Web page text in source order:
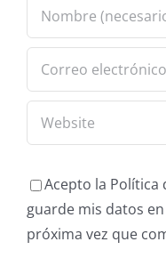
Acepto la Política
guarde mis datos
próxima vez que